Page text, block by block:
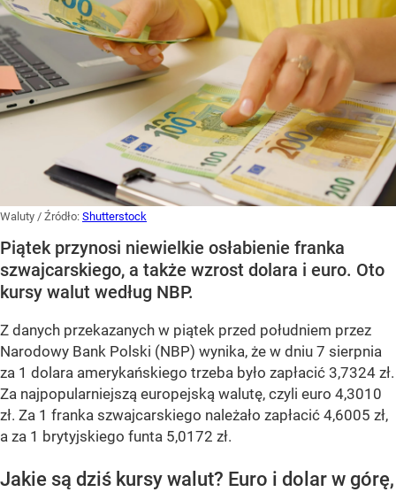
Waluty / Źródło: Shutterstock
Piątek przynosi niewielkie osłabienie franka
szwajcarskiego, a także wzrost dolara i euro. Oto
kursy walut według NBP.
Z danych przekazanych w piątek przed południem przez
Narodowy Bank Polski (NBP) wynika, że w dniu 7 sierpnia
za 1 dolara amerykańskiego trzeba było zapłacić 3,7324 zł.
Za najpopularniejszą europejską walutę, czyli euro 4,3010
zł. Za 1 franka szwajcarskiego należało zapłacić 4,6005 zł,
a za 1 brytyjskiego funta 5,0172 zł.
Jakie są dziś kursy walut? Euro i dolar w górę,